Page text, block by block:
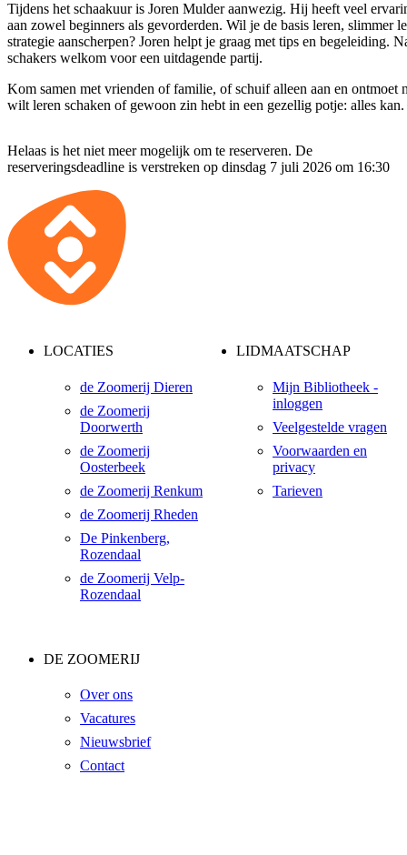
Tijdens het schaakuur is Joren Mulder aanwezig. Hij heeft veel
aan zowel beginners als gevorderden. Wil je de basis leren, slimmer
strategie aanscherpen? Joren helpt je graag met tips en begeleiding.
schakers welkom voor een uitdagende partij.
Kom samen met vrienden of familie, of schuif alleen aan en ontmoet
wilt leren schaken of gewoon zin hebt in een gezellig potje: alles kan.
Helaas is het niet meer mogelijk om te reserveren. De
reserveringsdeadline is verstreken op dinsdag 7 juli 2026 om 16:30
LOCATIES
de Zoomerij Dieren
de Zoomerij
Doorwerth
de Zoomerij
Oosterbeek
de Zoomerij Renkum
de Zoomerij Rheden
De Pinkenberg,
Rozendaal
de Zoomerij Velp-
Rozendaal
LIDMAATSCHAP
Mijn Bibliotheek -
inloggen
Veelgestelde vragen
Voorwaarden en
privacy
Tarieven
DE ZOOMERIJ
Over ons
Vacatures
Nieuwsbrief
Contact